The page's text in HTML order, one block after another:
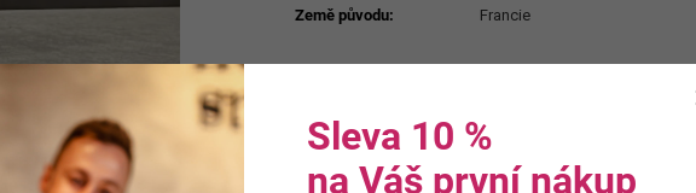
Země původu: Francie
Sleva 10 %
na Váš první nákup